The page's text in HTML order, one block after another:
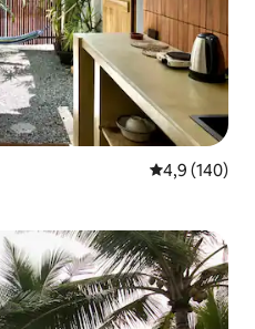
Évaluation
4,9 (140)